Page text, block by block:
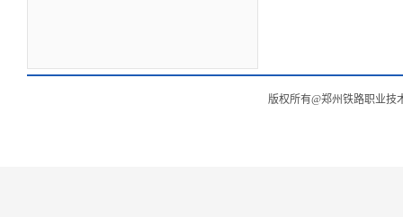
版权所有@郑州铁路职业技